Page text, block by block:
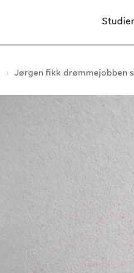
Studier
Jørgen fikk drømmejobben